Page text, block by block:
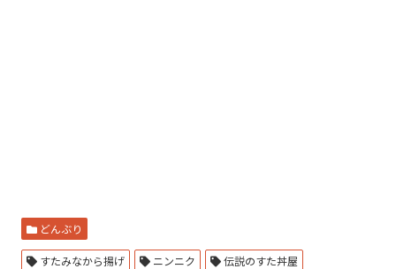
どんぶり
すたみなから揚げ ニンニク 伝説のすた丼屋